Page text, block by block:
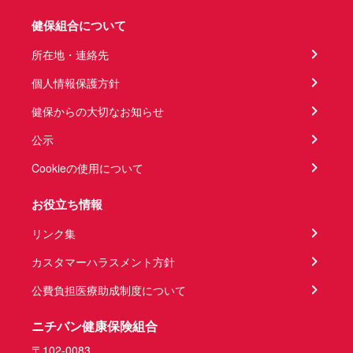
健保組合について
所在地・連絡先
個人情報保護方針
健保からの大切なお知らせ
公示
Cookieの使用について
お役立ち情報
リンク集
カスタマーハラスメント方針
公費負担医療助成制度について
ニチバン健康保険組合
〒102-0083